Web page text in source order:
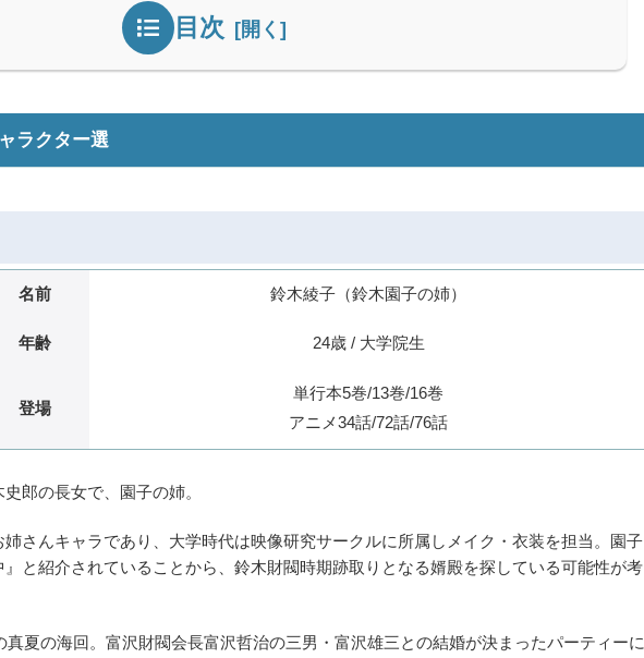
目次
ラクター選
名前 鈴木綾子（鈴木園子の姉）
年齢 24歳 / 大学院生
登場
単行本5巻/13巻/16巻
アニメ34話/72話/76話
郎の長女で、園子の姉。
さんキャラであり、大学時代は映像研究サークルに所属しメイク・衣装を担当。園子
と紹介されていることから、鈴木財閥時期跡取りとなる婿殿を探している可能性が考
夏の海回。富沢財閥会長富沢哲治の三男・富沢雄三との結婚が決まったパーティーに